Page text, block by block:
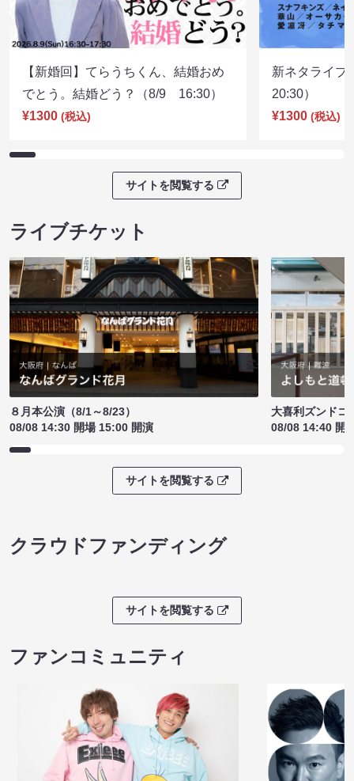
【新婚回】てらうちくん、結婚おめ
でとう。結婚どう？（8/9 16:30）
¥1300 (税込)
新ネタライ
20:30）
¥1300 (税込)
サイトを閲覧する
ライブチケット
８月本公演（8/1～8/23）
08/08 14:30 開場 15:00 開演
大喜利ズンドコ
08/08 14:40 開
サイトを閲覧する
クラウドファンディング
サイトを閲覧する
ファンコミュニティ